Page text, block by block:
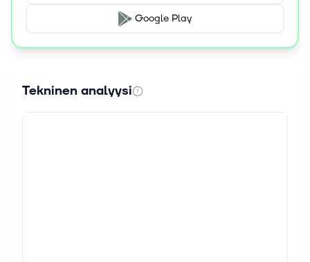
Google Play
Tekninen analyysi